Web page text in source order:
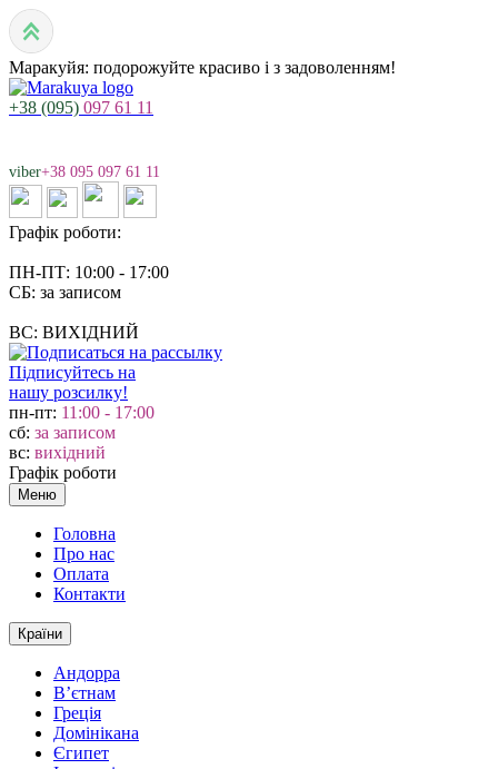
Маракуйя: подорожуйте красиво і з задоволенням!
+38 (095) 097 61 11
viber+38 095 097 61 11
Графік роботи:
ПН-ПТ: 10:00 - 17:00
СБ: за записом
ВС: ВИХІДНИЙ
Підписуйтесь на
нашу розсилку!
пн-пт: 11:00 - 17:00
сб: за записом
вс: вихідний
Графік роботи
Меню
Головна
Про нас
Оплата
Контакти
Країни
Андорра
В’єтнам
Греція
Домінікана
Єгипет